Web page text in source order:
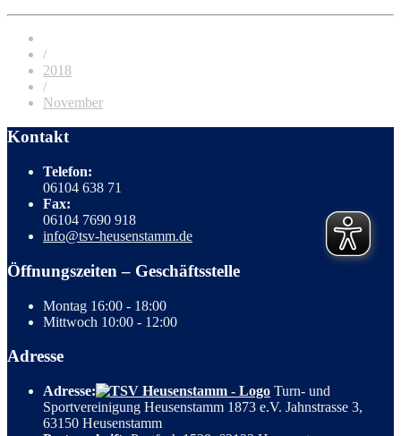
/
2018
/
November
Kontakt
Telefon:
06104 638 71
Fax:
06104 7690 918
info@tsv-heusenstamm.de
Öffnungszeiten – Geschäftsstelle
Montag 16:00 - 18:00
Mittwoch 10:00 - 12:00
Adresse
Adresse:
Turn- und
Sportvereinigung Heusenstamm 1873 e.V. Jahnstrasse 3,
63150 Heusenstamm